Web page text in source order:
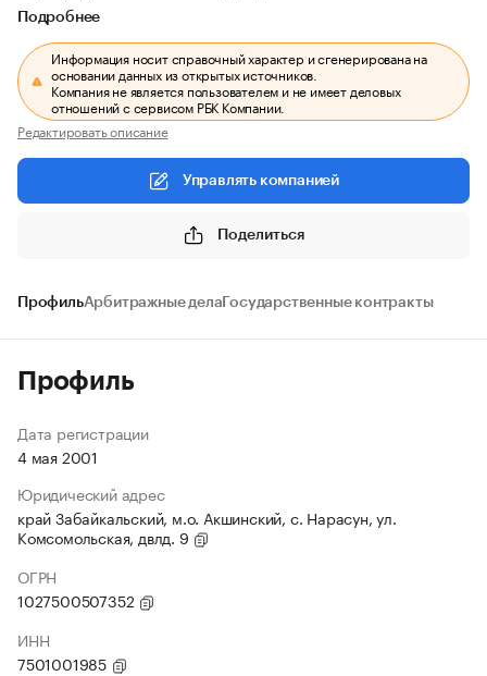
Подробнее
Информация носит справочный характер и сгенерирована на
основании данных из открытых источников.
Компания не является пользователем и не имеет деловых
отношений с сервисом РБК Компании.
Редактировать описание
Управлять компанией
Поделиться
ПрофильАрбитражные дела Государственные контракты
Профиль
Дата регистрации
4 мая 2001
Юридический адрес
край Забайкальский, м.о. Акшинский, с. Нарасун, ул.
Комсомольская, двлд. 9
ОГРН
1027500507352
ИНН
7501001985